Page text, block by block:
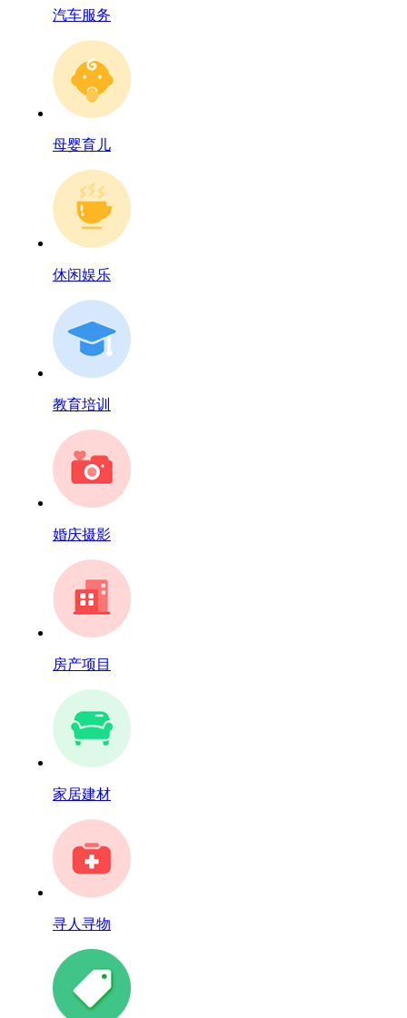
汽车服务
母婴育儿
休闲娱乐
教育培训
婚庆摄影
房产项目
家居建材
寻人寻物